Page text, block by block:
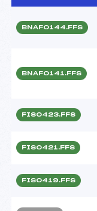
BNAF0144.FFS
BNAF0141.FFS
FIS0423.FFS
FIS0421.FFS
FIS0419.FFS